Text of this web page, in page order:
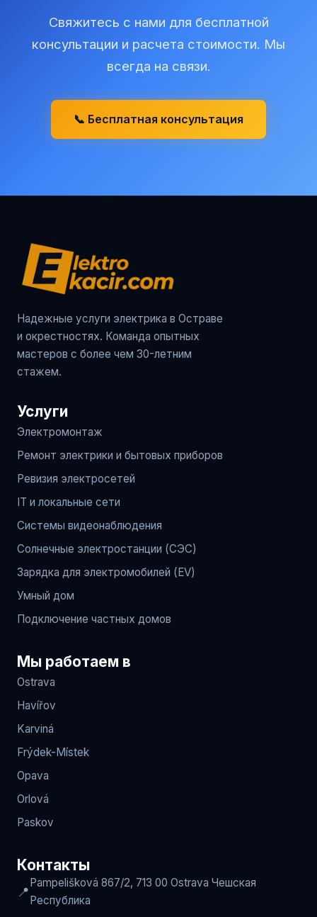
Свяжитесь с нами для бесплатной
консультации и расчета стоимости. Мы
всегда на связи.
📞 Бесплатная консультация
Надежные услуги электрика в Остраве
и окрестностях. Команда опытных
мастеров с более чем 30-летним
стажем.
Услуги
Электромонтаж
Ремонт электрики и бытовых приборов
Ревизия электросетей
IT и локальные сети
Системы видеонаблюдения
Солнечные электростанции (СЭС)
Зарядка для электромобилей (EV)
Умный дом
Подключение частных домов
Мы работаем в
Ostrava
Havířov
Karviná
Frýdek-Místek
Opava
Orlová
Paskov
Контакты
📍
Pampelišková 867/2, 713 00 Ostrava Чешская
Республика